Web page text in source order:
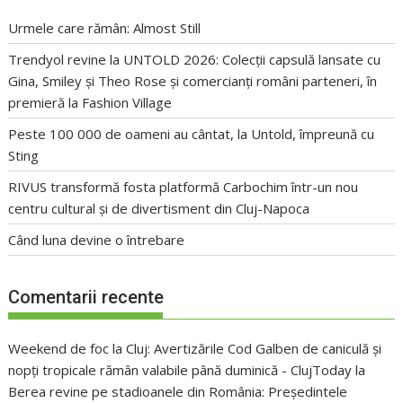
Urmele care rămân: Almost Still
Trendyol revine la UNTOLD 2026: Colecții capsulă lansate cu
Gina, Smiley și Theo Rose și comercianți români parteneri, în
premieră la Fashion Village
Peste 100 000 de oameni au cântat, la Untold, împreună cu
Sting
RIVUS transformă fosta platformă Carbochim într-un nou
centru cultural și de divertisment din Cluj-Napoca
Când luna devine o întrebare
Comentarii recente
Weekend de foc la Cluj: Avertizările Cod Galben de caniculă și
nopți tropicale rămân valabile până duminică - ClujToday la
Berea revine pe stadioanele din România: Președintele